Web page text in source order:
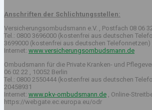
Anschriften der Schlichtungsstellen:
Versicherungsombudsmann e.V. , Postfach 08 06
Tel.: 0800 3696000 (kostenfrei aus deutschen
3699000 (kostenfrei aus deutschen Telefonnetzen) ,
Internet: www.versicherungsombudsmann.de
Ombudsmann für die Private Kranken- und
06 02 22 , 10052 Berlin
Tel.: 0800 2550444 (kostenfrei aus deutschen
20458931
Internet: www.pkv-ombudsmann.de , Online-
https://webgate.ec.europa.eu/odr